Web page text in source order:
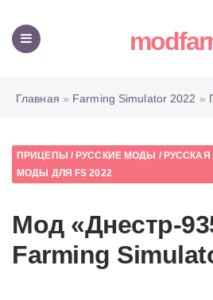
Главная » Farming Simulator 2022 »
ПРИЦЕПЫ / РУССКИЕ МОДЫ / РУССКАЯ
МОДЫ ДЛЯ FS 2022
Мод «Днестр-
Farming